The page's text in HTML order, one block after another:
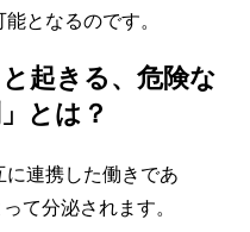
となるのです。
起きる、危険な
とは？
に連携した働きであ
て分泌されます。